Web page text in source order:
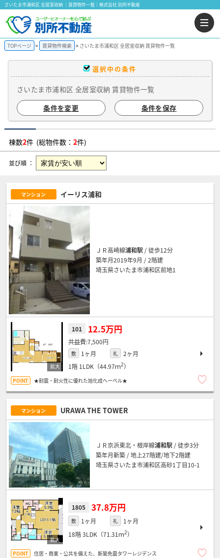
さいたま市浦和区 全居室収納 ｜賃貸物件一覧｜株式会社 別所不動産
TOPページ 賃貸物件検索 さいたま市浦和区 全居室収納 賃貸物件一覧
選択中の条件
さいたま市浦和区 全居室収納 賃貸物件一覧
条件を変更
条件を保存
棟数2件 (総物件数： 2件)
並び順 ：
マンション イーリス浦和
ＪＲ高崎線浦和駅 / 徒歩12分
築年月2019年9月 / 2階建
埼玉県さいたま市浦和区前地1
101 12.5万円
7,500円
敷 1ヶ月 礼
2ヶ月
1階 1LDK（44.97ｍ2）
★耐震・耐火性に優れた旭化成へーベル★
マンション URAWA THE TOWER
ＪＲ京浜東北・根岸線浦和駅 / 徒歩3分
築年月新築 / 地上27階建/地下2階建
埼玉県さいたま市浦和区高砂1丁目10-1
1805 37.8万円
敷 1ヶ月 礼
1ヶ月
18階3LDK（71.31ｍ2）
住居・商業・公共を備えた、新築免震タワーレジデンス